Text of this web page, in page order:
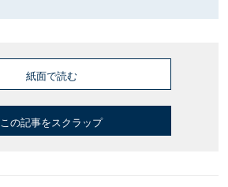
紙面で読む
この記事をスクラップ